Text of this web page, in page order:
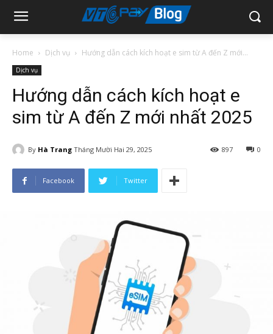
Home Dịch vụ Hướng dẫn cách kích hoạt e sim từ A đến Z mới...
Dịch vụ
Hướng dẫn cách kích hoạt e
sim từ A đến Z mới nhất 2025
By Hà Trang Tháng Mười Hai 29, 2025 0
897
Facebook Twitter